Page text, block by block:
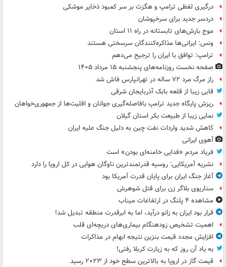
درگیری لفظی ترامپ و هگزث بر سر کمبود ذخایر موشکی
دردسر جدید برای سرخپوشان
موج بارش‌های تابستانه در راه ۱۱ استان
ونس: ایرانی‌ها مذاکره‌کنندگان سرسختی هستند
ترامپ: توافق با ایران را ترجیح می‌دهم
صفحه نخست روزنامه‌های پنجشنبه ۱۵ مرداد ۱۴۰۵
راز مرگ مرد ۷۲ ساله در تهرانپارس فاش شد
قابی زیبا از قلعه بابک آذربایجان شرقی
ریزش پایگاه جدید ترامپ بافاصله‌گیری جوانان و اقلیت‌ها از جمهوری‌خواهان
نمایی زیبا از طبیعت بکر استان گیلان
کاهش شدید واردات نفت چین به دلیل جنگ علیه ایران
آهوی ایرانی
فریاد مردم «فدایی خامنه‌ای بودن» است
نشریه آمریکایی: روسیه قدرتمندترین ناوگان هوایی در کل اروپا را دارد
آغاز جنگ ایران برای پایان قدرت آمریکا بود
سناریوی بلاگر زن برای قتل شوهرش
مشاهده ۴ پلنگ در ارتفاعات میناب
قرار بود ایران به زانو درآید، اما به ابرقدرت منطقه تبدیل شد!
اهمیت تشخیص زودهنگام بیماری‌های دریچه‌ای قلب
افزایش مجدد قیمت بنزین نتیجه ابهام در مذاکرات
به یاد آن روز که به زیارت کربلا رفتی!
قیمت گاز در اروپا به بالاترین سطح خود از ۲۰۲۳ رسید